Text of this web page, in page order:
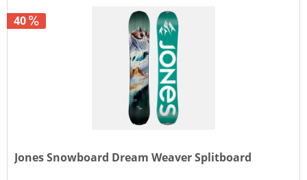
40
Jones Snowboard Dream Weaver Splitboard